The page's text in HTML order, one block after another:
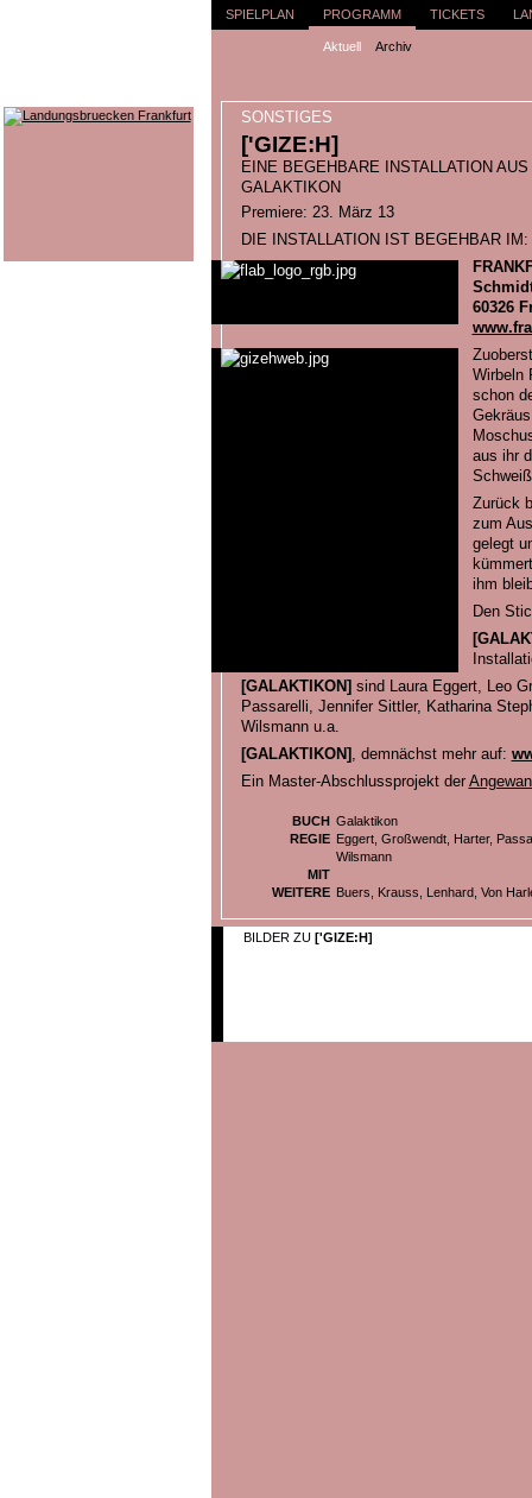
SPIELPLAN PROGRAMM
Aktuell Archiv
TICKETS
SONSTIGES
['GIZE:H]
EINE BEGEHBARE INSTALLATION
GALAKTIKON
Premiere: 23. März 13
DIE INSTALLATION IST BEGEHBAR IM:
60326
Wirbeln
schon
aus ihr
Zurück
zum
gelegt
ihm
Den
[GALAKTIKON] sind Laura Eggert, Leo
Passarelli, Jennifer Sittler, Katharina
Wilsmann u.a.
[GALAKTIKON] , demnächst mehr auf:
Ein Master-Abschlussprojekt der
BUCH Galaktikon
REGIE Eggert, Großwendt, Harter,
Wilsmann
MIT
WEITERE Buers, Krauss, Lenhard, Von
BILDER ZU ['GIZE:H]